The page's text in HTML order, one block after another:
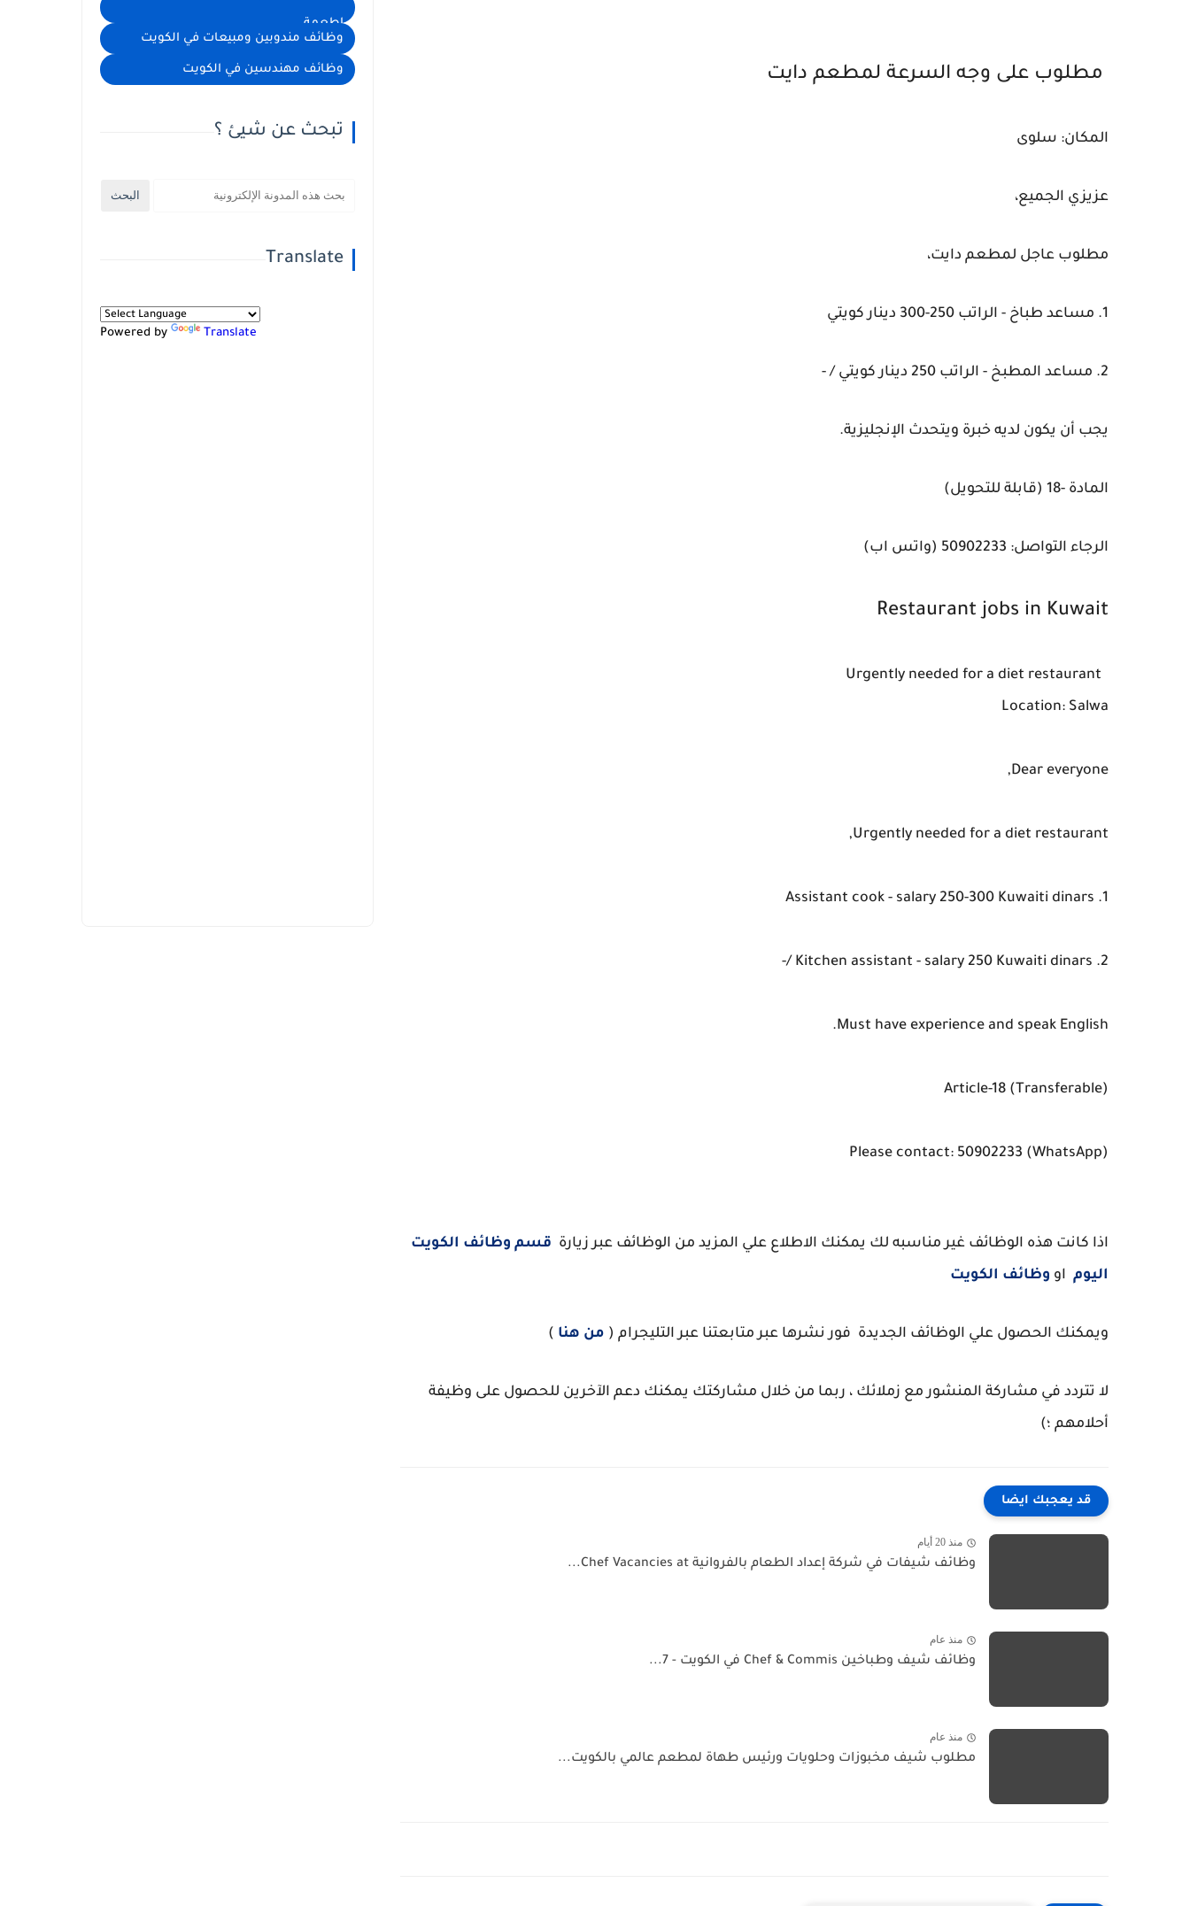
مطلوب على وجه السرعة لمطعم دايت
المكان: سلوى
عزيزي الجميع،
مطلوب عاجل لمطعم دايت،
1. مساعد طباخ - الراتب 250-300 دينار كويتي
2. مساعد المطبخ - الراتب 250 دينار كويتي / -
يجب أن يكون لديه خبرة ويتحدث الإنجليزية.
المادة -18 (قابلة للتحويل)
الرجاء التواصل: 50902233 (واتس اب)
Restaurant jobs in Kuwait
Location: Salwa
Dear everyone,
Urgently needed for a diet restaurant,
1. Assistant cook - salary 250-300 Kuwaiti dinars
2. Kitchen assistant - salary 250 Kuwaiti dinars /-
Must have experience and speak English.
Article-18 (Transferable)
Please contact: 50902233 (WhatsApp)
اذا كانت هذه الوظائف غير مناسبه لك يمكنك الاطلاع علي المزيد من الوظائف عبر زيارة قسم وظائف الكويت
اليوم او وظائف الكويت
ويمكنك الحصول علي الوظائف الجديدة فور نشرها عبر متابعتنا عبر التليجرام ( من هنا )
لا تتردد في مشاركة المنشور مع زملائك ، ربما من خلال مشاركتك يمكنك دعم الآخرين للحصول على وظيفة
أحلامهم ؛)
قد يعجبك ايضا
منذ 20 أيام
وظائف شيفات في شركة إعداد الطعام بالفروانية Chef Vacancies at...
منذ عام
وظائف شيف وطباخين Chef & Commis في الكويت - 7...
منذ عام
مطلوب شيف مخبوزات وحلويات ورئيس طهاة لمطعم عالمي بالكويت...
اطعمة
وظائف مندوبين ومبيعات في الكويت
وظائف مهندسين في الكويت
تبحث عن شيئ ؟
Translate
Powered by Translate